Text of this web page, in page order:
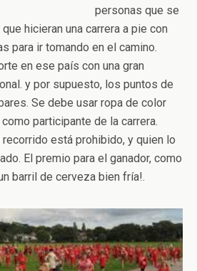
personas que se
hicieran una carrera a pie con
para ir tomando en el camino.
en ese país con una gran
y por supuesto, los puntos de
Se debe usar ropa de color
participante de la carrera.
recorrido está prohibido, y quien lo
El premio para el ganador, como
barril de cerveza bien fría!.